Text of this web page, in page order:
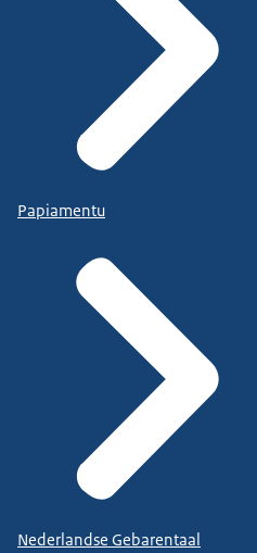
Papiamentu
Nederlandse Gebarentaal